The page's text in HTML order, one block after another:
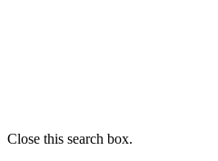
Close this search box.